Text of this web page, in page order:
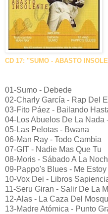
CD 17: "SUMO - ABASTO
01-Sumo - Debede
02-Charly García - Rap Del
03-Fito Páez - Bailando
04-Los Abuelos De La Nada
05-Las Pelotas - Bwana
06-Man Ray - Todo Cambia
07-GIT - Nadie Mas Que Tu
08-Moris - Sábado A La
09-Pappo's Blues - Me
10-Vox Dei - Libros
11-Seru Giran - Salir De La
12-Alas - La Caza Del
13-Madre Atómica - Punto